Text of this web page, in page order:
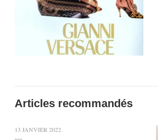
Articles recommandés
13 JANVIER 2022